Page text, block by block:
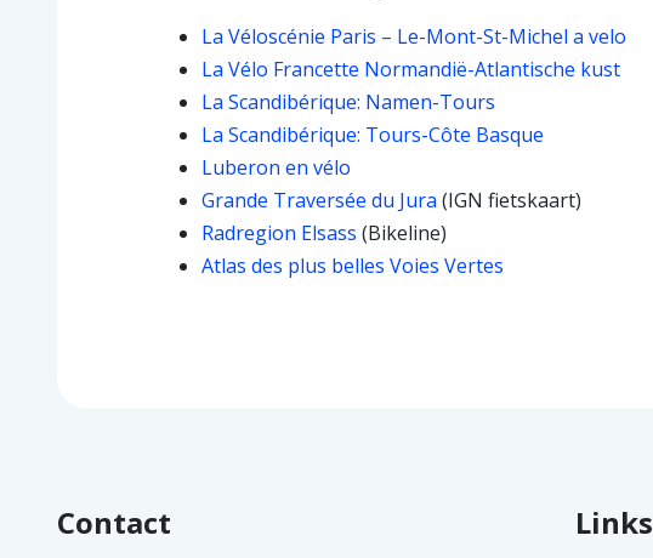
La Véloscénie Paris – Le-Mont-St-Michel a velo
La Vélo Francette Normandië-Atlantische kust
La Scandibérique: Namen-Tours
La Scandibérique: Tours-Côte Basque
Luberon en vélo
Grande Traversée du Jura (IGN fietskaart)
Radregion Elsass (Bikeline)
Atlas des plus belles Voies Vertes
Contact Links